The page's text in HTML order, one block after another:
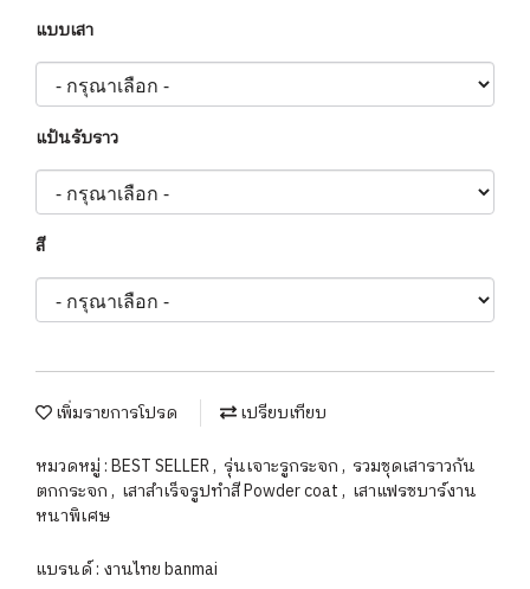
แบบเสา
แป้นรับราว
สี
เพิ่มรายการโปรด
เปรียบเทียบ
หมวดหมู่ :BEST SELLER, รุ่นเจาะรูกระจก, รวมชุดเสาราวกัน
ตกกระจก, เสาสำเร็จรูปทำสี Powder coat, เสาแฟรชบาร์งาน
หนาพิเศษ
แบรนด์ : งานไทย banmai